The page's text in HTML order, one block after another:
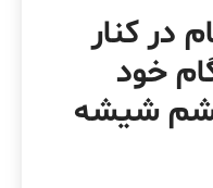
در کنار
خود
شیشه